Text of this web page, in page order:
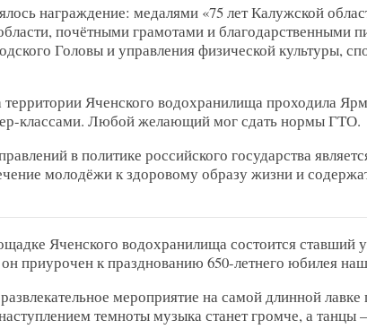
награждение: медалями «75 лет Калужской
почётными грамотами и благодарственными
Головы и управления физической культуры,
Яченского водохранилища проходила
классами. Любой желающий мог сдать нормы ГТО.
в политике российского государства
молодёжи к здоровому образу жизни и
Яченского водохранилища состоится
приурочен к празднованию 650-летнего юбилея
мероприятие на самой длинной
темноты музыка станет громче, а танцы